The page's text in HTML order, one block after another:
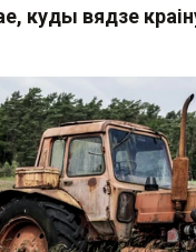
куды вядзе